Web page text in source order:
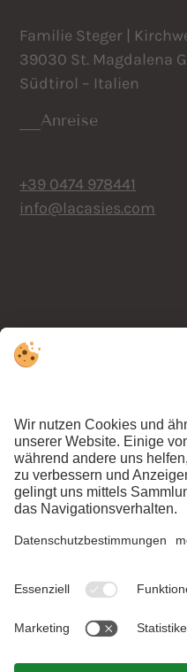
ANFRAGEN
Familie Steger |
39030 St. Magdalena
Südtirol – Italien
Anreise
+39 0474 978441
info@lacasies.com
KLATSCH
TRATSCH
AUS DEN
GSIESER
Hier geht’s zur